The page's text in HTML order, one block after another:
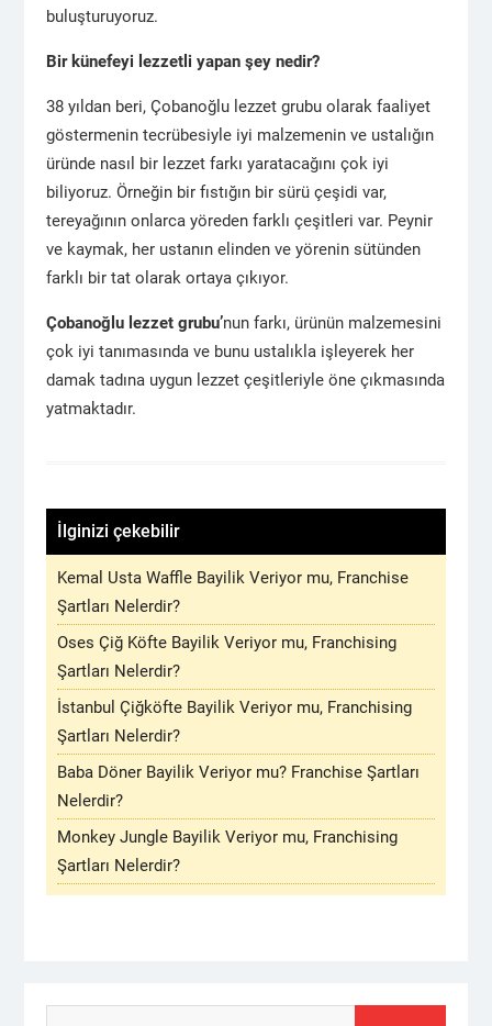
buluşturuyoruz.
Bir künefeyi lezzetli yapan şey nedir?
38 yıldan beri, Çobanoğlu lezzet grubu olarak faaliyet
göstermenin tecrübesiyle iyi malzemenin ve ustalığın
üründe nasıl bir lezzet farkı yaratacağını çok iyi
biliyoruz. Örneğin bir fıstığın bir sürü çeşidi var,
tereyağının onlarca yöreden farklı çeşitleri var. Peynir
ve kaymak, her ustanın elinden ve yörenin sütünden
farklı bir tat olarak ortaya çıkıyor.
Çobanoğlu lezzet grubu’nun farkı, ürünün malzemesini
çok iyi tanımasında ve bunu ustalıkla işleyerek her
damak tadına uygun lezzet çeşitleriyle öne çıkmasında
yatmaktadır.
İlginizi çekebilir
Kemal Usta Waffle Bayilik Veriyor mu, Franchise
Şartları Nelerdir?
Oses Çiğ Köfte Bayilik Veriyor mu, Franchising
Şartları Nelerdir?
İstanbul Çiğköfte Bayilik Veriyor mu, Franchising
Şartları Nelerdir?
Baba Döner Bayilik Veriyor mu? Franchise Şartları
Nelerdir?
Monkey Jungle Bayilik Veriyor mu, Franchising
Şartları Nelerdir?